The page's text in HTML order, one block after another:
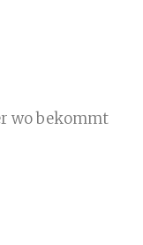
wo bekommt